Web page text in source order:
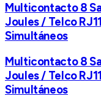
Multicontacto 8
Joules / Telco
Simultáneos
Multicontacto 8
Joules / Telco
Simultáneos